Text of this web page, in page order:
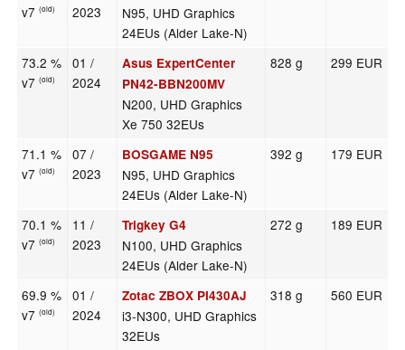
v7(old)
2023
N95, UHD Graphics
24EUs (Alder Lake-N)
73.2 %
v7(old)
01 /
2024
Asus ExpertCenter
PN42-BBN200MV
N200, UHD Graphics
Xe 750 32EUs
828 g 299 EUR
71.1 %
v7(old)
07 /
2023
BOSGAME N95
N95, UHD Graphics
24EUs (Alder Lake-N)
392 g 179 EUR
70.1 %
v7(old)
11 /
2023
Trigkey G4
N100, UHD Graphics
24EUs (Alder Lake-N)
272 g 189 EUR
69.9 %
v7(old)
01 /
2024
Zotac ZBOX PI430AJ
i3-N300, UHD Graphics
32EUs
318 g 560 EUR